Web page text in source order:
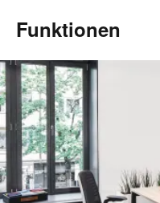
Funktionen